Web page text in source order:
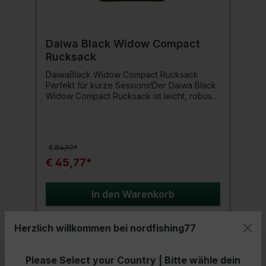
Daiwa Black Widow Compact
Rucksack
DaiwaBlack Widow Compact Rucksack
Perfekt für kurze Sessions!Der Daiwa Black
Widow Compact Rucksack ist leicht, robust
Verschmutzung ganz einfach gesäubert und
abgewischt werden. Ausgestattet mit
gepolstertem Schultergurt und
Tragegriffen.Produktdetails: Maße 52 x 32 x
35 cm Material: Polyester
€ 84,99*
€ 45,77*
In den Warenkorb
- 21%
Herzlich willkommen bei nordfishing77
Please Select your Country | Bitte wähle dein